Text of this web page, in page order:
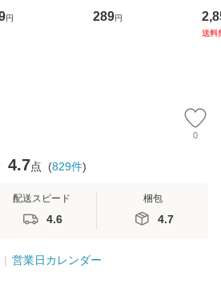
説 (光文社文
/ 島田荘司 / 光
円
産限定盤） / 清水
翔太×加藤ミリヤ /
289円
タ
送料
0
4.7点 (829件)
配送スピード
4.6
梱包
4.7
営業日カレンダー